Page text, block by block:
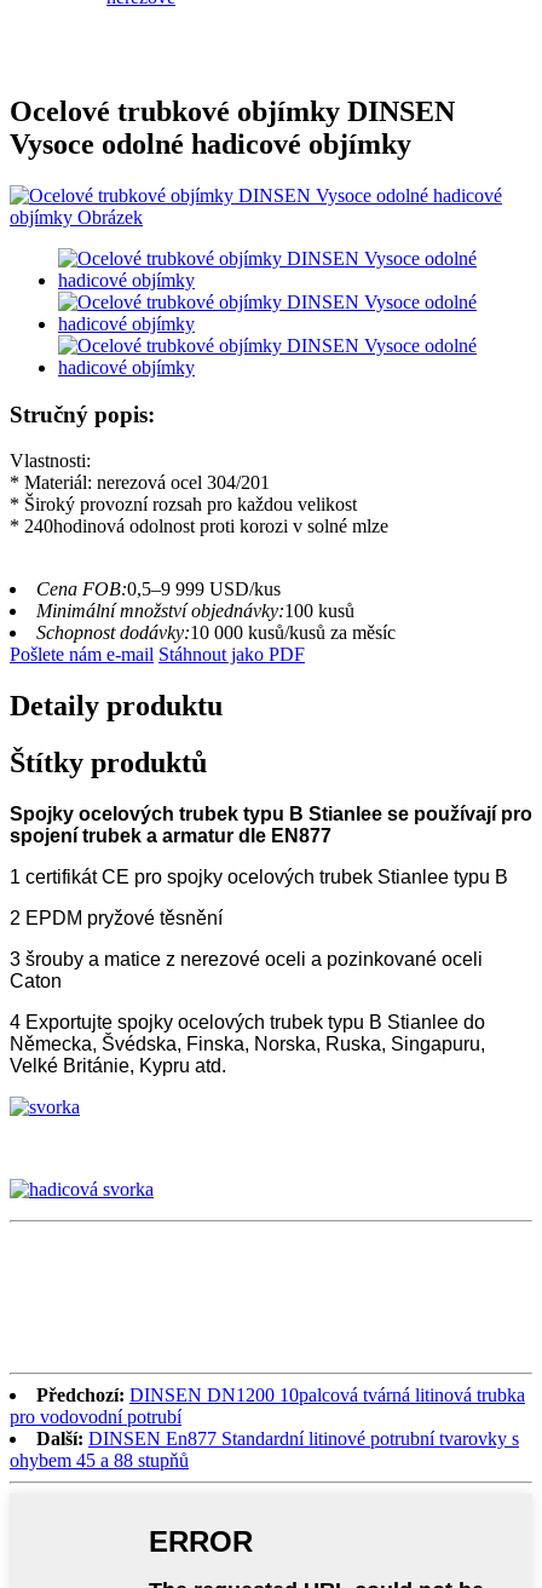
Ocelové trubkové objímky DINSEN
Vysoce odolné hadicové objímky
Stručný popis:
Vlastnosti:
* Materiál: nerezová ocel 304/201
* Široký provozní rozsah pro každou velikost
* 240hodinová odolnost proti korozi v solné mlze
Cena FOB:0,5–9 999 USD/kus
Minimální množství objednávky:100 kusů
Schopnost dodávky:10 000 kusů/kusů za měsíc
Pošlete nám e-mail Stáhnout jako PDF
Detaily produktu
Štítky produktů
Spojky ocelových trubek typu B Stianlee se používají pro
spojení trubek a armatur dle EN877
1 certifikát CE pro spojky ocelových trubek Stianlee typu B
2 EPDM pryžové těsnění
3 šrouby a matice z nerezové oceli a pozinkované oceli
Caton
4 Exportujte spojky ocelových trubek typu B Stianlee do
Německa, Švédska, Finska, Norska, Ruska, Singapuru,
Velké Británie, Kypru atd.
Předchozí: DINSEN DN1200 10palcová tvárná litinová trubka
pro vodovodní potrubí
Další: DINSEN En877 Standardní litinové potrubní tvarovky s
ohybem 45 a 88 stupňů